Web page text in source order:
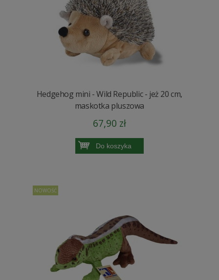
Hedgehog mini - Wild Republic - jeż 20 cm,
maskotka pluszowa
67,90 zł
Do koszyka
NOWOŚĆ